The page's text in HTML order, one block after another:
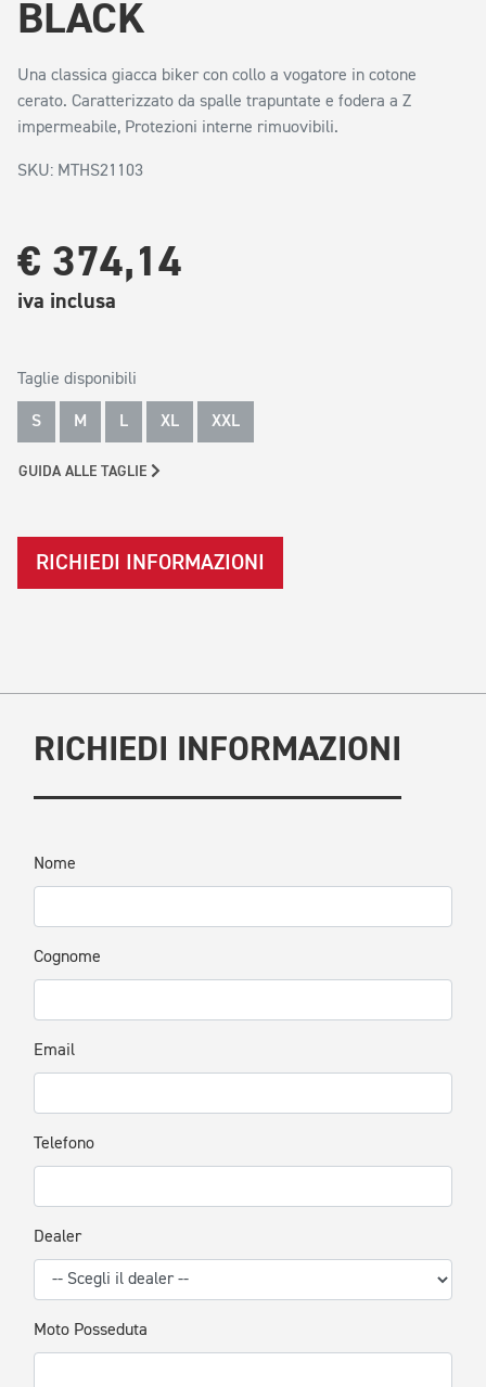
BLACK
Una classica giacca biker con collo a vogatore in cotone
cerato. Caratterizzato da spalle trapuntate e fodera a Z
impermeabile, Protezioni interne rimuovibili.
SKU: MTHS21103
€ 374,14
iva inclusa
Taglie disponibili
S M L XL XXL
GUIDA ALLE TAGLIE
RICHIEDI INFORMAZIONI
RICHIEDI INFORMAZIONI
Nome
Cognome
Email
Telefono
Dealer
Moto Posseduta